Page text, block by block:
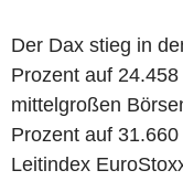
Der Dax stieg in
Prozent auf
mittelgroßen
Prozent auf
Leitindex